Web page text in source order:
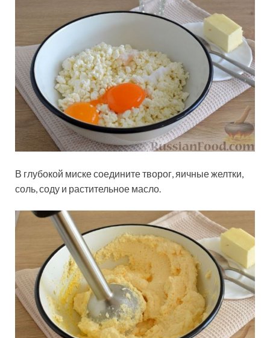
В глубокой миске соедините творог, яичные желтки,
соль, соду и растительное масло.